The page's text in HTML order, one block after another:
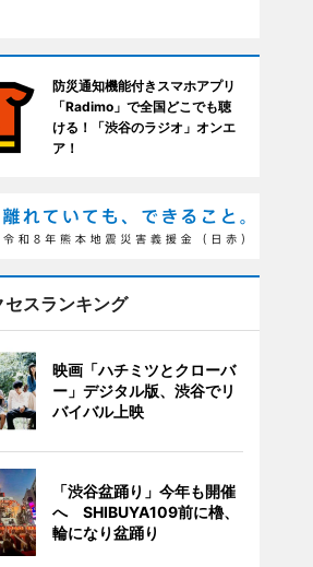
防災通知機能付きスマホアプリ
「Radimo」で全国どこでも聴
ける！「渋谷のラジオ」オンエ
ア！
セスランキング
映画「ハチミツとクローバ
ー」デジタル版、渋谷でリ
バイバル上映
「渋谷盆踊り」今年も開催
へ SHIBUYA109前に櫓、
輪になり盆踊り